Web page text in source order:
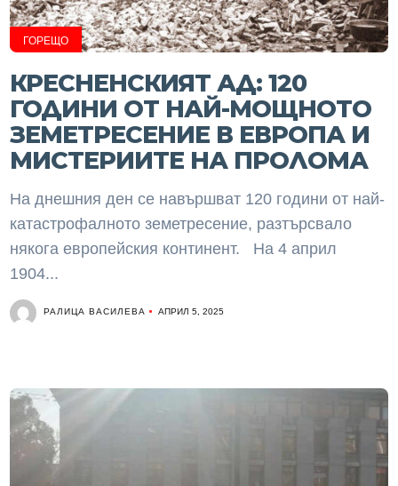
ГОРЕЩО
КРЕСНЕНСКИЯТ АД: 120
ГОДИНИ ОТ НАЙ-МОЩНОТО
ЗЕМЕТРЕСЕНИЕ В ЕВРОПА И
МИСТЕРИИТЕ НА ПРОЛОМА
На днешния ден се навършват 120 години от най-
катастрофалното земетресение, разтърсвало
някога европейския континент. На 4 април
1904...
РАЛИЦА ВАСИЛЕВА АПРИЛ 5, 2025